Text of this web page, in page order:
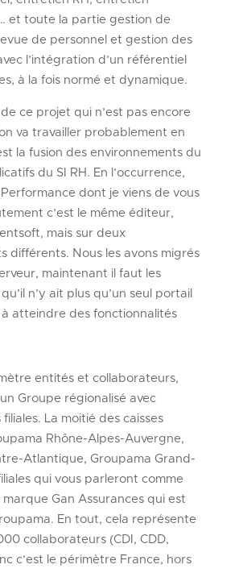
et toute la partie gestion de
de personnel et gestion des
l’intégration d’un référentiel
à la fois normé et dynamique.
ce projet qui n’est pas encore
va travailler probablement en
la fusion des environnements du
du SI RH. En l’occurrence,
dont je viens de vous
c’est le même éditeur,
mais sur deux
différents. Nous les avons migrés
maintenant il faut les
n’y ait plus qu’un seul portail
à atteindre des fonctionnalités
entités et collaborateurs,
Groupe régionalisé avec
La moitié des caisses
Rhône-Alpes-Auvergne,
Atlantique, Groupama Grand-
qui vous parleront comme
Gan Assurances qui est
En tout, cela représente
collaborateurs (CDI, CDD,
c’est le périmètre France, hors